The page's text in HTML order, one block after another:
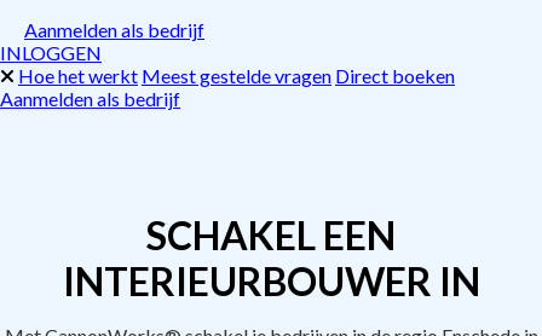
Aanmelden als bedrijf
INLOGGEN
Hoe het werkt Meest gestelde vragen Direct boeken
Aanmelden als bedrijf
SCHAKEL EEN
INTERIEURBOUWER IN